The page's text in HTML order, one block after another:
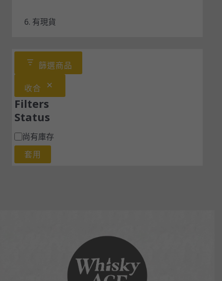
6. 有現貨
篩選商品
收合
Filters
Status
尚有庫存
套用